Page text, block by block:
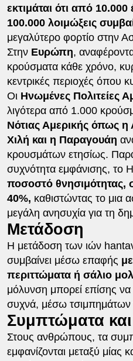
εκτιμάται ότι από
100.000 λοιμώξεις
μεγαλύτερο φορτίο στην
Στην Ευρώπη,
κρούσματα κάθε χρόνο,
κεντρικές περιοχές όπου
Οι Ηνωμένες Πολιτείες
λιγότερα από 1.000
Νότιας Αμερικής όπως η
Χιλή και η Παραγουάη
κρουσμάτων ετησίως.
συχνότητα εμφάνισης, το
ποσοστό θνησιμότητας,
40%, καθιστώντας το μια
μεγάλη ανησυχία για τη
Μετάδοση
Η μετάδοση των ιών
συμβαίνει μέσω επαφής
περιττώματα ή σάλιο
μόλυνση μπορεί επίσης να
συχνά, μέσω τσιμπημάτων
Συμπτώματα και
Στους ανθρώπους, τα
εμφανίζονται μεταξύ μίας